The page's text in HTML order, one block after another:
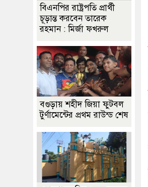
বিএনপির রাষ্ট্রপতি প্রার্থী
চূড়ান্ত করবেন তারেক
রহমান : মির্জা ফখরুল
বগুড়ায় শহীদ জিয়া ফুটবল
টুর্ণামেন্টের প্রথম রাউন্ড শেষ